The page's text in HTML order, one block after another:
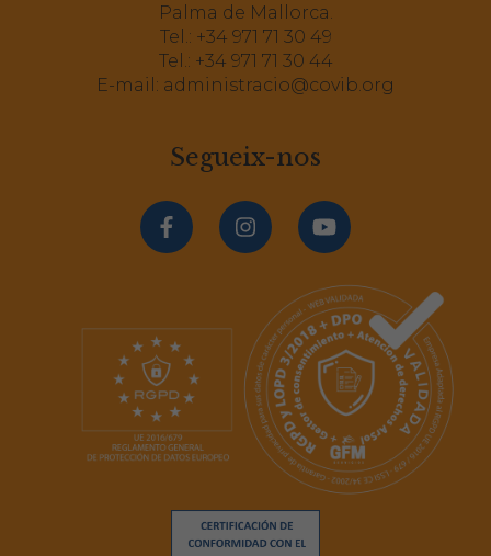
Palma de Mallorca.
Tel.: +34 971 71 30 49
Tel.: +34 971 71 30 44
E-mail: administracio@covib.org
Segueix-nos